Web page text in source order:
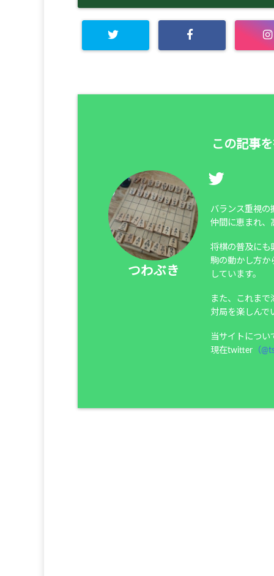
この記事
つわぶき
バランス重視の
仲間に恵まれ、
将棋の普及にも
駒の動かし方か
しています。
また、これま
対局を楽しんで
当サイトについ
現在twitter （